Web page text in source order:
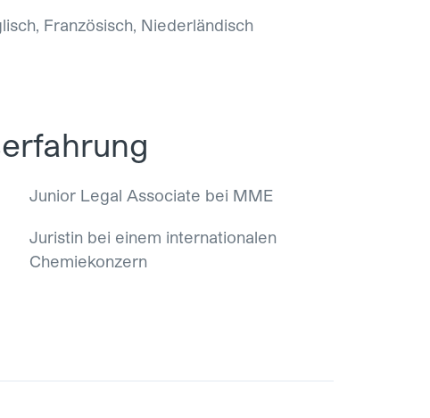
Französisch, Niederländisch
Junior Legal Associate bei MME
Juristin bei einem internationalen
Chemiekonzern